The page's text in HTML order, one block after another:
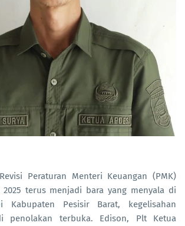
Peraturan Menteri Keuangan (PMK)
2025 terus menjadi bara yang menyala di
Kabupaten Pesisir Barat, kegelisahan
penolakan terbuka. Edison, Plt Ketua